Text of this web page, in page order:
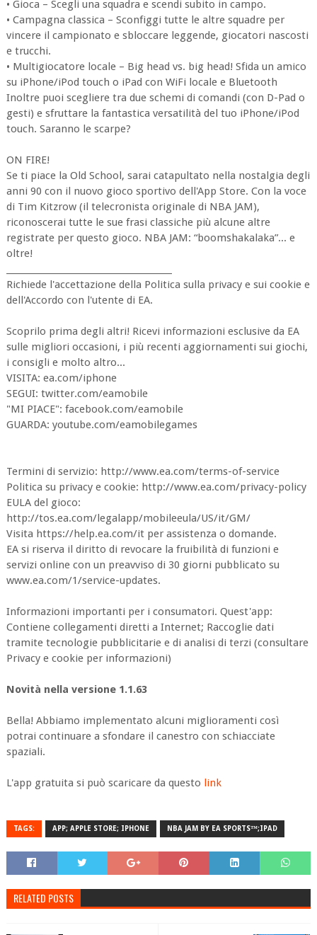
• Gioca – Scegli una squadra e scendi subito in campo.
• Campagna classica – Sconfiggi tutte le altre squadre per
vincere il campionato e sbloccare leggende, giocatori nascosti
e trucchi.
• Multigiocatore locale – Big head vs. big head! Sfida un amico
su iPhone/iPod touch o iPad con WiFi locale e Bluetooth
Inoltre puoi scegliere tra due schemi di comandi (con D-Pad o
gesti) e sfruttare la fantastica versatilità del tuo iPhone/iPod
touch. Saranno le scarpe?
ON FIRE!
Se ti piace la Old School, sarai catapultato nella nostalgia degli
anni 90 con il nuovo gioco sportivo dell'App Store. Con la voce
di Tim Kitzrow (il telecronista originale di NBA JAM),
riconoscerai tutte le sue frasi classiche più alcune altre
registrate per questo gioco. NBA JAM: “boomshakalaka”... e
oltre!
Richiede l'accettazione della Politica sulla privacy e sui cookie e
dell'Accordo con l'utente di EA.
Scoprilo prima degli altri! Ricevi informazioni esclusive da EA
sulle migliori occasioni, i più recenti aggiornamenti sui giochi,
i consigli e molto altro...
VISITA: ea.com/iphone
SEGUI: twitter.com/eamobile
"MI PIACE": facebook.com/eamobile
GUARDA: youtube.com/eamobilegames
Termini di servizio: http://www.ea.com/terms-of-service
Politica su privacy e cookie: http://www.ea.com/privacy-policy
EULA del gioco:
http://tos.ea.com/legalapp/mobileeula/US/it/GM/
Visita https://help.ea.com/it per assistenza o domande.
EA si riserva il diritto di revocare la fruibilità di funzioni e
servizi online con un preavviso di 30 giorni pubblicato su
www.ea.com/1/service-updates.
Informazioni importanti per i consumatori. Quest'app:
Contiene collegamenti diretti a Internet; Raccoglie dati
tramite tecnologie pubblicitarie e di analisi di terzi (consultare
Privacy e cookie per informazioni)
Novità nella versione 1.1.63
Bella! Abbiamo implementato alcuni miglioramenti così
potrai continuare a sfondare il canestro con schiacciate
spaziali.
L'app gratuita si può scaricare da questo link
TAGS: APP; APPLE STORE; IPHONE NBA JAM BY EA SPORTS™;IPAD
RELATED POSTS